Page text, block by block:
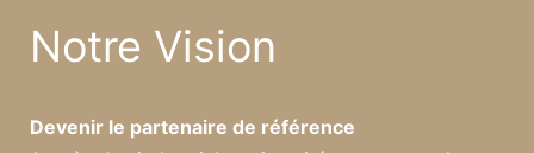
Notre Vision
Devenir le partenaire de référence